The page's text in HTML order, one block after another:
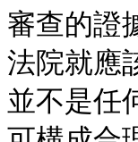
審查的證
法院就應
並不是任